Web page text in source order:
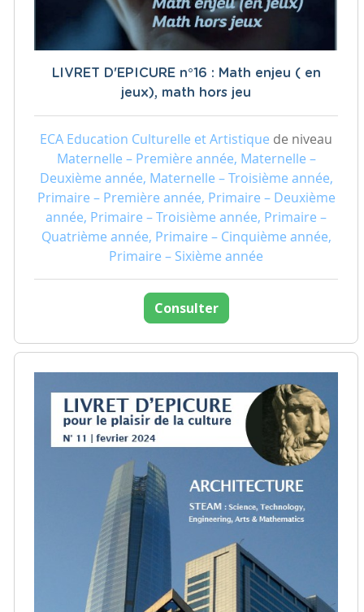
LIVRET D'EPICURE n°16 : Math enjeu ( en
jeux), math hors jeu
ECA Education Culturelle et Artistique de niveau
Maternelle – Première année, Maternelle –
Deuxième année, Maternelle – Troisième année,
Primaire – Première année, Primaire – Deuxième
année, Primaire – Troisième année, Primaire –
Quatrième année, Primaire – Cinquième année,
Primaire – Sixième année
Consulter